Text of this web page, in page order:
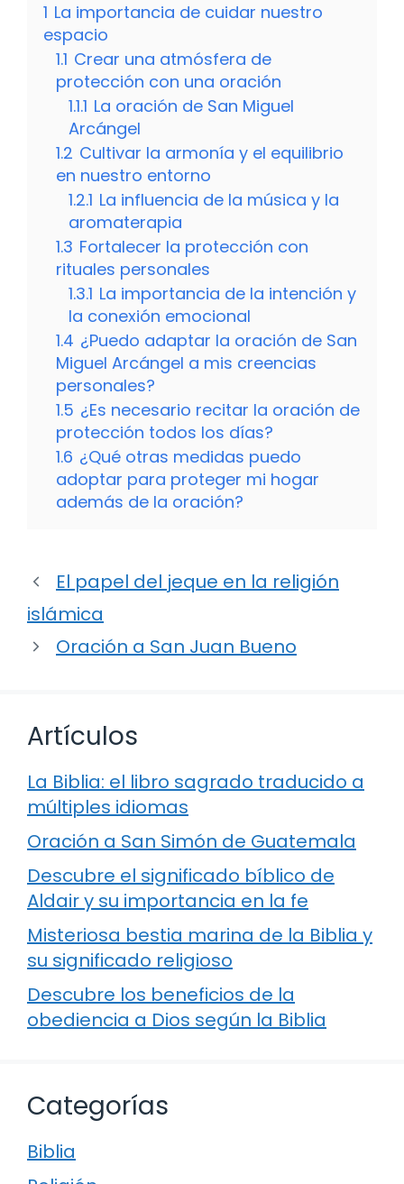
1 La importancia de cuidar nuestro
espacio
1.1 Crear una atmósfera de
protección con una oración
1.1.1 La oración de San Miguel
Arcángel
1.2 Cultivar la armonía y el equilibrio
en nuestro entorno
1.2.1 La influencia de la música y la
aromaterapia
1.3 Fortalecer la protección con
rituales personales
1.3.1 La importancia de la intención y
la conexión emocional
1.4 ¿Puedo adaptar la oración de San
Miguel Arcángel a mis creencias
personales?
1.5 ¿Es necesario recitar la oración de
protección todos los días?
1.6 ¿Qué otras medidas puedo
adoptar para proteger mi hogar
además de la oración?
El papel del jeque en la religión
islámica
Oración a San Juan Bueno
Artículos
La Biblia: el libro sagrado traducido a
múltiples idiomas
Oración a San Simón de Guatemala
Descubre el significado bíblico de
Aldair y su importancia en la fe
Misteriosa bestia marina de la Biblia y
su significado religioso
Descubre los beneficios de la
obediencia a Dios según la Biblia
Categorías
Biblia